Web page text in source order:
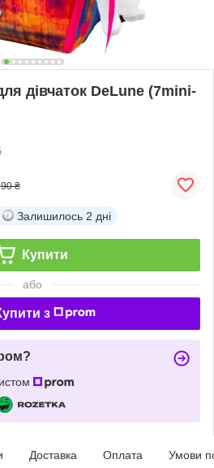
дівчаток DeLune (7mini-
₴
Залишилось 2 дні
Купити
або
з
Доставка Оплата Умови